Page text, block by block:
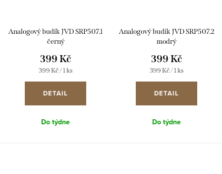
Analogový budík JVD SRP507.1
černý
399 Kč
Měrná
399 Kč / 1 ks
DETAIL
Do týdne
Analogový budík JVD SRP507.2
modrý
399 Kč
Měrná
399 Kč / 1 ks
DETAIL
Do týdne